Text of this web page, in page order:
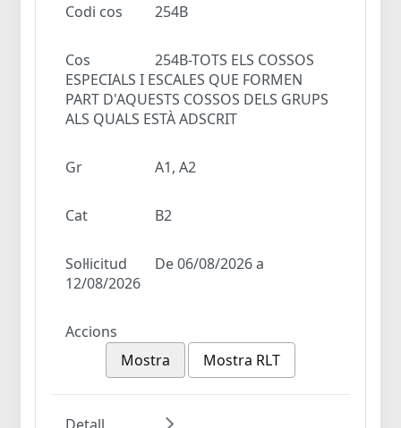
Codi cos 254B
Cos
254B-TOTS ELS COSSOS
ESPECIALS I ESCALES QUE FORMEN
PART D'AQUESTS COSSOS DELS GRUPS
ALS QUALS ESTÀ ADSCRIT
Gr A1, A2
Cat B2
Sol·licitud
De 06/08/2026 a
12/08/2026
Accions
Mostra
Mostra RLT
Detall